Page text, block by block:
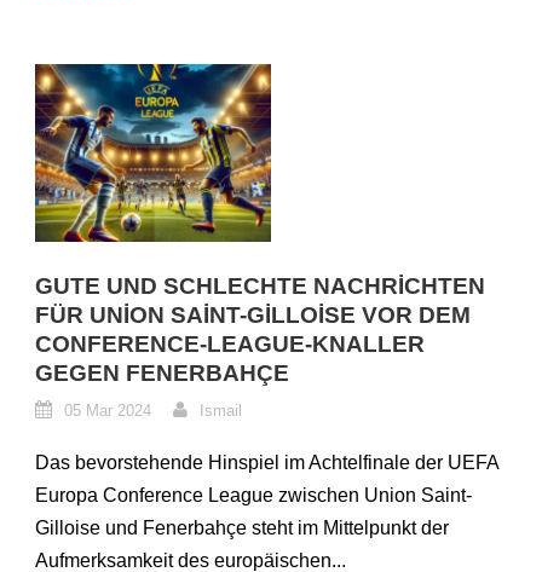
GUTE UND SCHLECHTE NACHRICHTEN
FÜR UNION SAINT-GILLOISE VOR DEM
CONFERENCE-LEAGUE-KNALLER
GEGEN FENERBAHÇE
05 Mar 2024 Ismail
Das bevorstehende Hinspiel im Achtelfinale der UEFA
Europa Conference League zwischen Union Saint-
Gilloise und Fenerbahçe steht im Mittelpunkt der
Aufmerksamkeit des europäischen...